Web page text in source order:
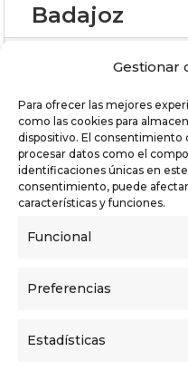
Gestionar
Para ofrecer las mejores
como las cookies para
dispositivo. El consentimiento
procesar datos como el
identificaciones únicas en
consentimiento, puede
características y funciones.
Funcional
Preferencias
Estadísticas
Badajoz
Guipuzkoa
Sevilla
NO HAY